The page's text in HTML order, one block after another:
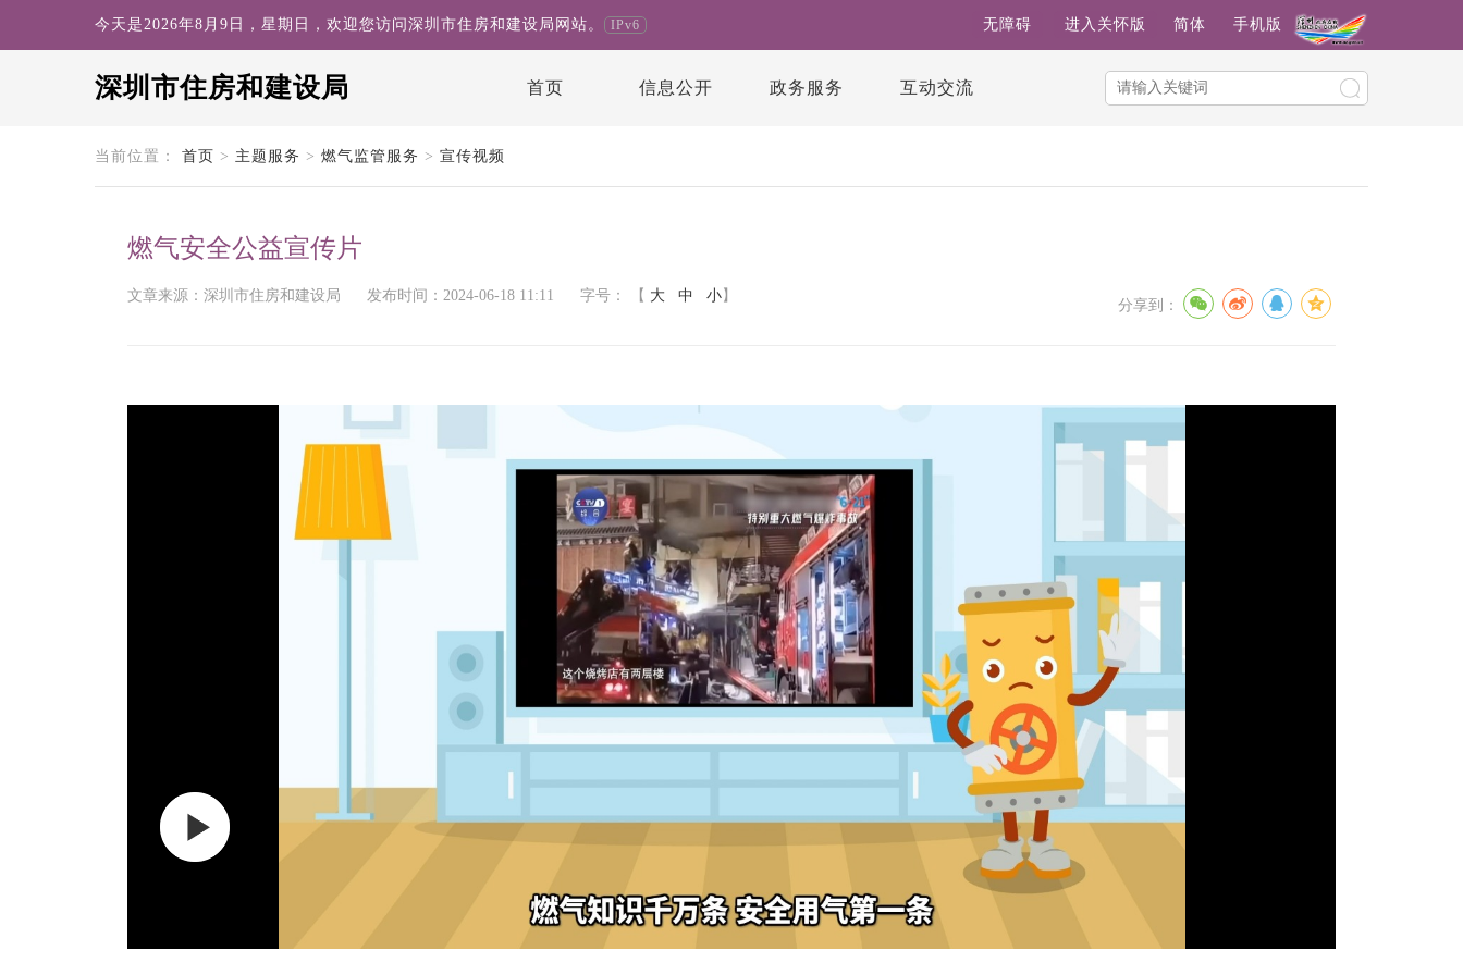
今天是2026年8月9日，星期日，欢迎您访问深圳市住房和建设局网站。 IPv6 无障碍 进入关怀版 简体 手机版
深圳市住房和建设局 首页 信息公开 政务服务 互动交流
search
当前位置： 首页 > 主题服务 > 燃气监管服务 > 宣传视频
燃气安全公益宣传片
文章来源：深圳市住房和建设局 发布时间：2024-06-18 11:11 字号： 【 大 中 小 】
分享到：